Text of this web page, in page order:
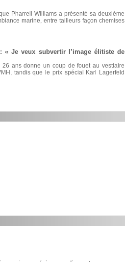
Pharrell Williams a présenté sa deuxième
marine, entre tailleurs façon chemises
« Je veux subvertir l’image élitiste de
ans donne un coup de fouet au vestiaire
tandis que le prix spécial Karl Lagerfeld